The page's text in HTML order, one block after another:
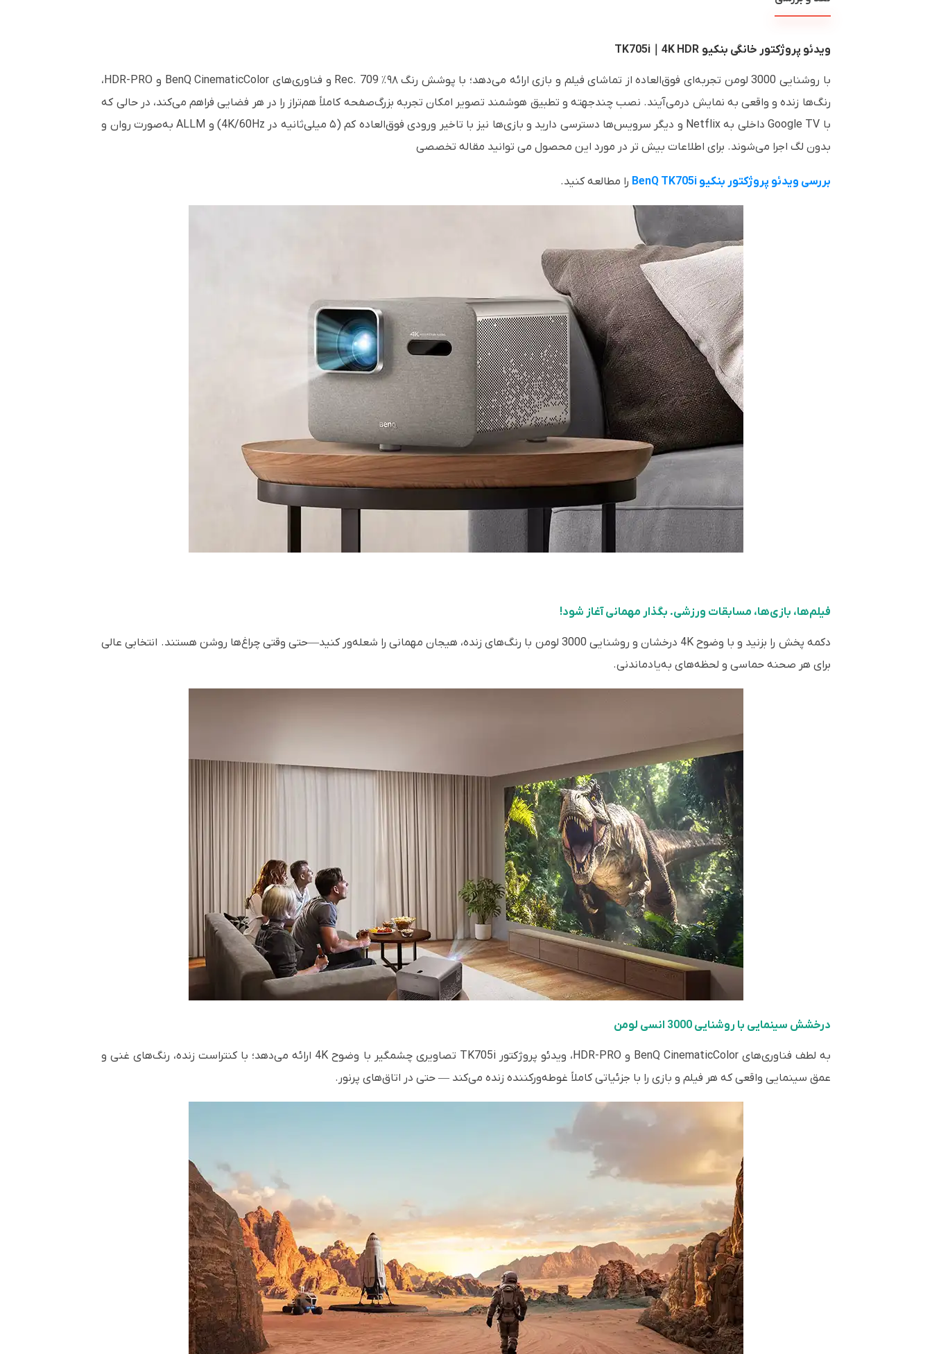
ویدئو پروژکتور خانگی بنکیو TK705i｜4K HDR
با روشنایی 3000 لومن تجربه‌ای فوق‌العاده از تماشای فیلم و بازی ارائه می‌دهد؛ با پوشش رنگ ۹۸٪ Rec. 709 و فناوری‌های BenQ CinematicColor و HDR-PRO،
رنگ‌ها زنده و واقعی به نمایش درمی‌آیند. نصب چندجهته و تطبیق هوشمند تصویر امکان تجربه بزرگ‌صفحه کاملاً هم‌تراز را در هر فضایی فراهم می‌کند، در حالی که
با Google TV داخلی به Netflix و دیگر سرویس‌ها دسترسی دارید و بازی‌ها نیز با تاخیر ورودی فوق‌العاده کم (۵ میلی‌ثانیه در 4K/60Hz) و ALLM به‌صورت روان و
بدون لگ اجرا می‌شوند. برای اطلاعات بیش تر در مورد این محصول می توانید مقاله تخصصی
بررسی ویدئو پروژکتور بنکیو BenQ TK705i را مطالعه کنید.
فیلم‌ها، بازی‌ها، مسابقات ورزشی. بگذار مهمانی آغاز شود!
دکمه پخش را بزنید و با وضوح 4K درخشان و روشنایی 3000 لومن با رنگ‌های زنده، هیجان مهمانی را شعله‌ور کنید—حتی وقتی چراغ‌ها روشن هستند. انتخابی عالی
برای هر صحنه حماسی و لحظه‌های به‌یادماندنی.
درخشش سینمایی با روشنایی 3000 انسی لومن
به لطف فناوری‌های BenQ CinematicColor و HDR-PRO، ویدئو پروژکتور TK705i تصاویری چشمگیر با وضوح 4K ارائه می‌دهد؛ با کنتراست زنده، رنگ‌های غنی و
عمق سینمایی واقعی که هر فیلم و بازی را با جزئیاتی کاملاً غوطه‌ورکننده زنده می‌کند — حتی در اتاق‌های پرنور.